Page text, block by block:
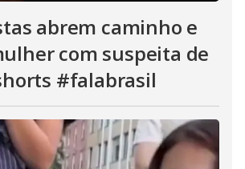
abrem caminho e
com suspeita de
#falabrasil